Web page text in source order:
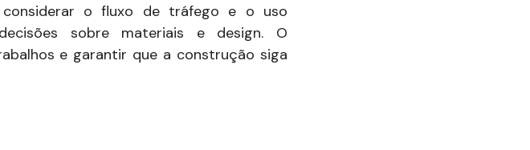
o fluxo de tráfego e o uso
sobre materiais e design. O
e garantir que a construção siga